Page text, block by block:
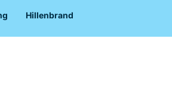
Hillenbrand